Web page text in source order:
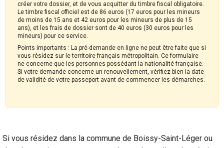
créer votre dossier, et de vous acquitter du timbre fiscal obligatoire.
Le timbre fiscal officiel est de 86 euros (17 euros pour les mineurs
de moins de 15 ans et 42 euros pour les mineurs de plus de 15
ans), et les frais de dossier sont de 40 euros (30 euros pour les
mineurs) pour ce service.
Points importants : La pré-demande en ligne ne peut être faite que si
vous résidez sur le territoire français métropolitain. Ce formulaire
ne concerne que les personnes possédant la nationalité française.
Si votre demande concerne un renouvellement, vérifiez bien la date
de validité de votre passeport avant de commencer les démarches.
Si vous résidez dans la commune de Boissy-Saint-Léger ou